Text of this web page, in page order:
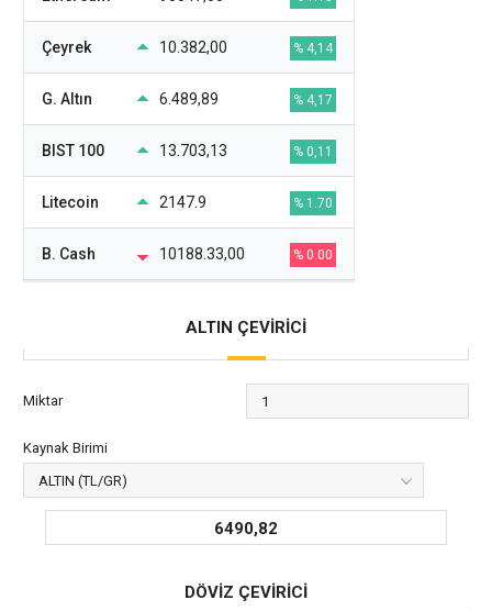
Çeyrek 10.382,00 % 4,14
G. Altın 6.489,89 % 4,17
BIST 100 13.703,13 % 0,11
Litecoin 2147.9 % 1.70
B. Cash 10188.33,00 % 0.00
ALTIN ÇEVİRİCİ
Miktar
Kaynak Birimi
6490,82
DÖVİZ ÇEVİRİCİ